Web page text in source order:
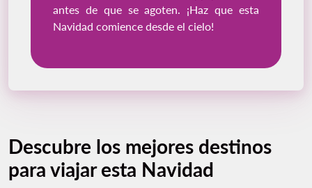
antes de que se agoten. ¡Haz que esta
Navidad comience desde el cielo!
Descubre los mejores destinos
para viajar esta Navidad